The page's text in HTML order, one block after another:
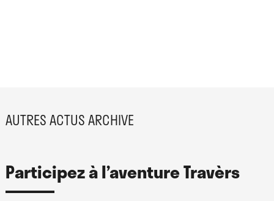
AUTRES ACTUS ARCHIVE
Participez à l’aventure Travèrs